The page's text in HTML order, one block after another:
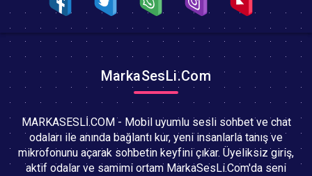
MarkaSesLi.Com
MARKASESLİ.COM - Mobil uyumlu sesli sohbet ve chat
odaları ile anında bağlantı kur, yeni insanlarla tanış ve
mikrofonunu açarak sohbetin keyfini çıkar. Üyeliksiz giriş,
aktif odalar ve samimi ortam MarkaSesLi.Com'da seni